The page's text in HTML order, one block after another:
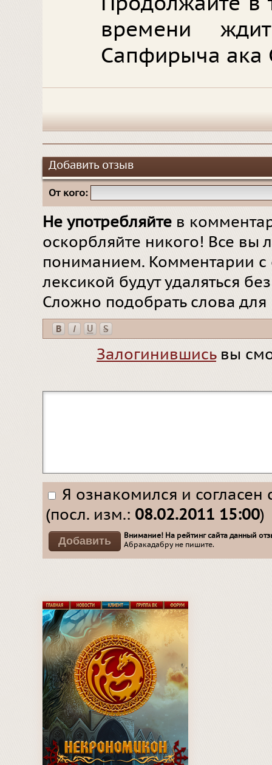
времени
Сапфирыча ака
Добавить отзыв
От кого:
Не употребляйте в
оскорбляйте никого! Все вы
пониманием. Комментарии
лексикой будут удаляться
Сложно подобрать слова
Залогинившисьвы
Я ознакомился и согласен
(посл. изм.: 08.02.2011 15:00)
Внимание! На рейтинг сайта данный
Абракадабру не пишите.